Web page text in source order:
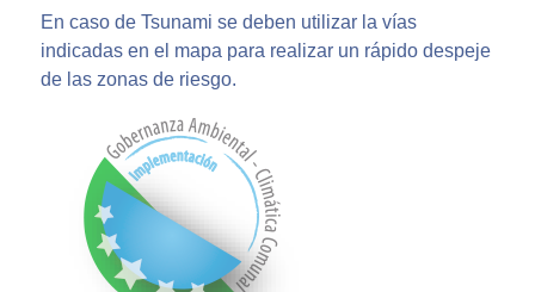
En caso de Tsunami se deben utilizar la vías
indicadas en el mapa para realizar un rápido despeje
de las zonas de riesgo.